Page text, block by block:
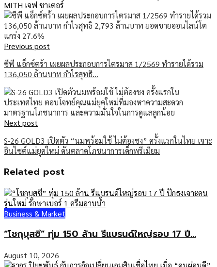
MITH เจฟ ซาเตอร์
Previous post
ซีพี แอ็กซ์ตร้า เผยผลประกอบการไตรมาส 1/2569 ทำรายได้รวม
136,050 ล้านบาท กำไรสุทธิ…
Next post
S-26 GOLD3 เปิดตัว “นมพร้อมใช้ ไม่ต้องชง” ครั้งแรกในไทย เจาะ
อินไซต์แม่ยุคใหม่ ดันตลาดโภชนาการเด็กพรีเมียม
Related post
Business & Market
“โชกุบุสซึ” ทุ่ม 150 ล้าน รีแบรนด์ใหญ่รอบ 17 ปี...
August 10, 2026